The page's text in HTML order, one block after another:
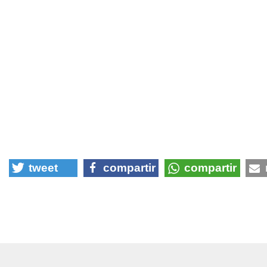
tweet compartir compartir